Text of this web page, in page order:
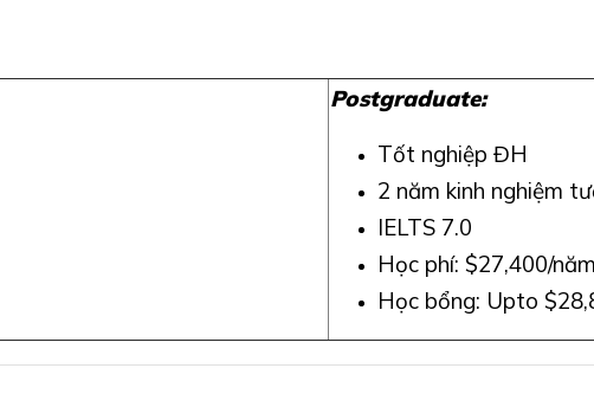
Postgraduate:
Tốt nghiệp ĐH
2 năm kinh nghiệm
IELTS 7.0
Học phí: $27,400/năm
Học bổng: Upto